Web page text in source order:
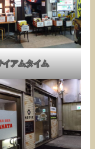
イアムタイム